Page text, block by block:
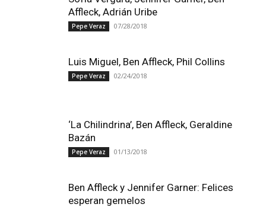
Affleck, Adrián Uribe
Pepe Veraz 07/28/2018
Luis Miguel, Ben Affleck, Phil Collins
Pepe Veraz 02/24/2018
‘La Chilindrina’, Ben Affleck, Geraldine
Bazán
Pepe Veraz 01/13/2018
Ben Affleck y Jennifer Garner: Felices
esperan gemelos